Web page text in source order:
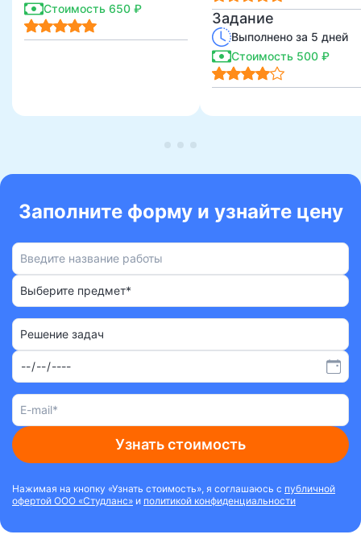
Стоимость 650 ₽
Задание
Выполнено за 5 дней
Стоимость 500 ₽
Заполните форму и узнайте цену
Выберите предмет*
Решение задач
Узнать стоимость
Нажимая на кнопку «Узнать стоимость», я соглашаюсь с публичной
офертой ООО «Студланс» и политикой конфиденциальности